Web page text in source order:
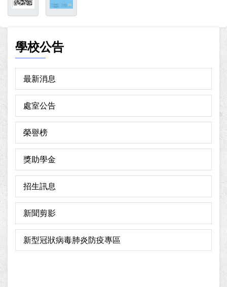
學校公告
最新消息
處室公告
榮譽榜
獎助學金
招生訊息
新聞剪影
新型冠狀病毒肺炎防疫專區